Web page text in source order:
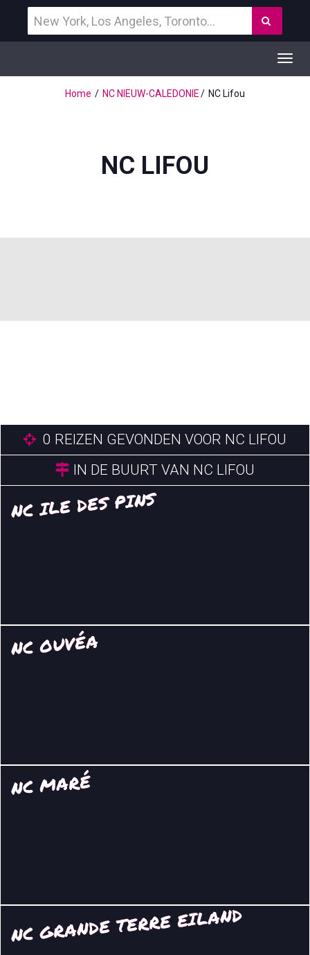
een
bestemming
Home
NC NIEUW-CALEDONIE NC Lifou
NC LIFOU
0 REIZEN GEVONDEN VOOR NC LIFOU
IN DE BUURT VAN NC LIFOU
NC ILE DES PINS
NC OUVÉA
NC MARÉ
NC GRANDE TERRE EILAND